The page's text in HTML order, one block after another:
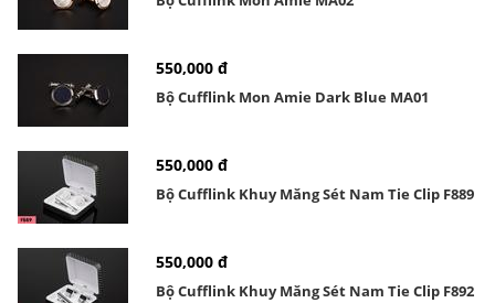
550,000 đ
Bộ Cufflink Mon Amie Dark Blue MA01
550,000 đ
Bộ Cufflink Khuy Măng Sét Nam Tie Clip F889
550,000 đ
Bộ Cufflink Khuy Măng Sét Nam Tie Clip F892